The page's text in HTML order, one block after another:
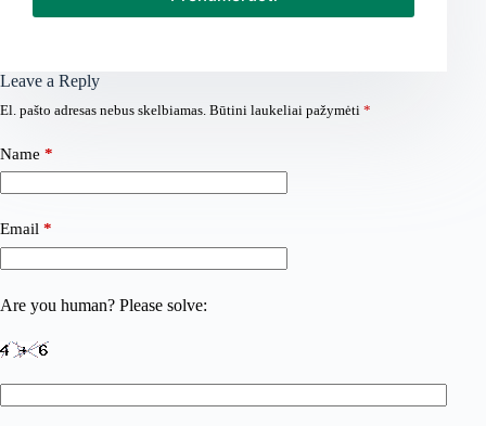
Leave a Reply
El. pašto adresas nebus skelbiamas. Būtini laukeliai pažymėti *
Name *
Email *
Are you human? Please solve: